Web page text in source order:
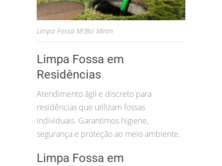
Limpa Fossa M\’Boi Mirim
Limpa Fossa em
Residências
Atendimento ágil e discreto para
residências que utilizam fossas
individuais. Garantimos higiene,
segurança e proteção ao meio ambiente.
Limpa Fossa em